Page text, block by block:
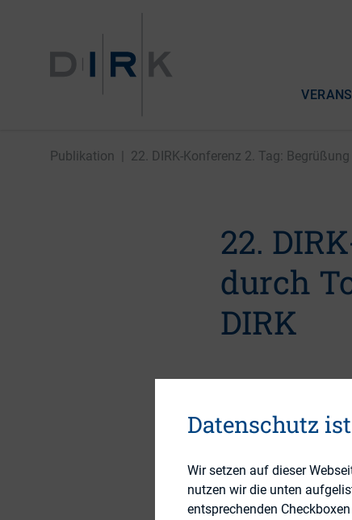
Publikation 22. DIRK-Konferenz 2. Tag:
22.
durch
DIRK
Publikationsform
Datenschutz
Wir setzen auf dieser
nutzen wir die unten
entsprechenden